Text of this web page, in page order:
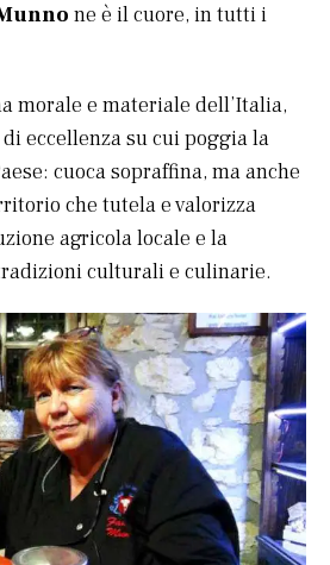
ne è il cuore, in tutti i
morale e materiale dell’Italia,
eccellenza su cui poggia la
cuoca sopraffina, ma anche
che tutela e valorizza
agricola locale e la
culturali e culinarie.